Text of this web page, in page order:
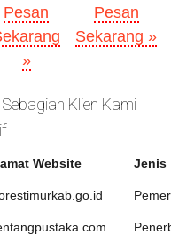
Pesan
»
Pesan
Sekarang »
Klien Kami
Website Jenis